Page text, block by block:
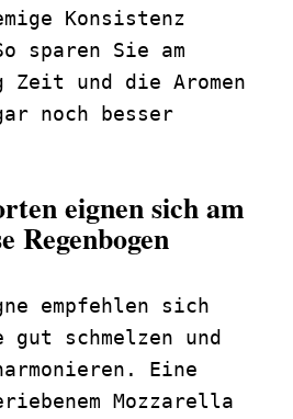
Konsistenz
sparen Sie am
Zeit und die Aromen
noch besser
eignen sich am
Regenbogen
empfehlen sich
schmelzen und
Eine
Mozzarella